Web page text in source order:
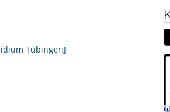
Tübingen]